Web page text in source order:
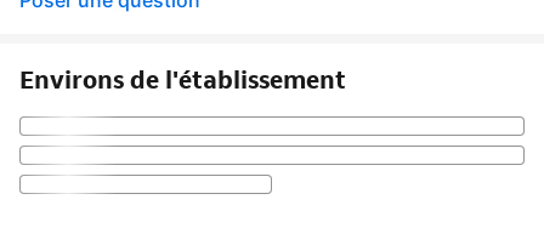
Environs de l'établissement